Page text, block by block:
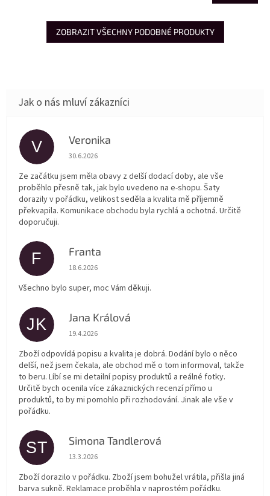
ZOBRAZIT VŠECHNY PODOBNÉ PRODUKTY
V Veronika
Hodnocení obchodu je 5 z 5 hvězdiček.
30.6.2026
Ze začátku jsem měla obavy z delší dodací doby, ale vše
proběhlo přesně tak, jak bylo uvedeno na e-shopu. Šaty
dorazily v pořádku, velikost seděla a kvalita mě příjemně
překvapila. Komunikace obchodu byla rychlá a ochotná. Určitě
doporučuji.
F Franta
Hodnocení obchodu je 5 z 5 hvězdiček.
18.6.2026
Všechno bylo super, moc Vám děkuji.
JK Jana Králová
Hodnocení obchodu je 5 z 5 hvězdiček.
19.4.2026
Zboží odpovídá popisu a kvalita je dobrá. Dodání bylo o něco
delší, než jsem čekala, ale obchod mě o tom informoval, takže
to beru. Líbí se mi detailní popisy produktů a reálné fotky.
Určitě bych ocenila více zákaznických recenzí přímo u
produktů, to by mi pomohlo při rozhodování. Jinak ale vše v
pořádku.
ST Simona Tandlerová
Hodnocení obchodu je 5 z 5 hvězdiček.
13.3.2026
Zboží dorazilo v pořádku. Zboží jsem bohužel vrátila, přišla jiná
barva sukně. Reklamace proběhla v naprostém pořádku.